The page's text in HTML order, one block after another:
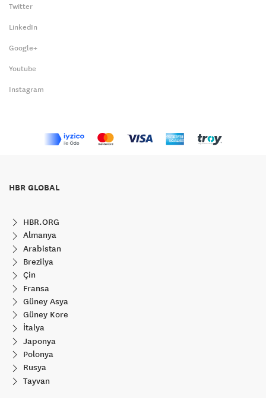
Twitter
LinkedIn
Google+
Youtube
Instagram
HBR GLOBAL
HBR.ORG
Almanya
Arabistan
Brezilya
Çin
Fransa
Güney Asya
Güney Kore
İtalya
Japonya
Polonya
Rusya
Tayvan